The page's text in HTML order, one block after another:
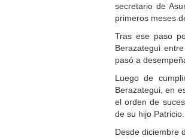
secretario de
primeros meses
Tras ese paso
Berazategui
pasó a
Luego de
Berazategui, en
el orden de
de su hijo Patricio.
Desde diciembre